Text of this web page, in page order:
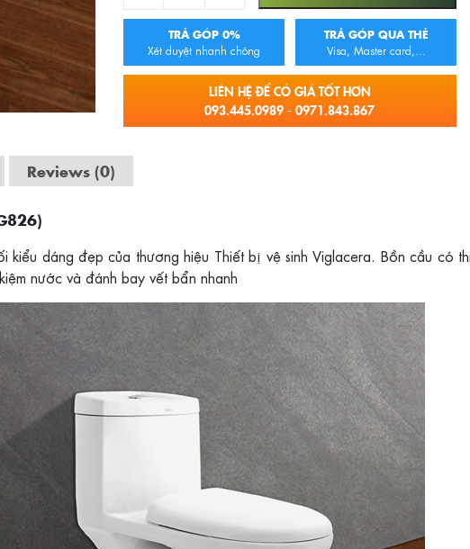
TRẢ GÓP 0%
Xét duyệt nhanh chóng
TRẢ GÓP QUA THẺ
Visa, Master card,...
LIÊN HỆ ĐỂ CÓ GIÁ TỐT HƠN
093.445.0989 - 0971.843.867
Reviews (0)
kiểu dáng đẹp của thương hiệu Thiết bị vệ sinh Viglacera. Bồn cầu có
nước và đánh bay vết bẩn nhanh